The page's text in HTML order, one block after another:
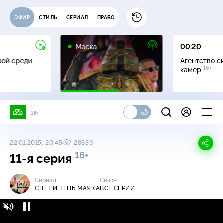
ЭФИР СТИЛЬ СЕРИАЛ ПРАВО
среди
Маска
12+
00:20
Агентство
камер 16+
18+
22.01.2015, 20:45 28839
11-я серия 16+
Сериал
СВЕТ И ТЕНЬ МАЯКА
Сезон
ВСЕ СЕРИИ